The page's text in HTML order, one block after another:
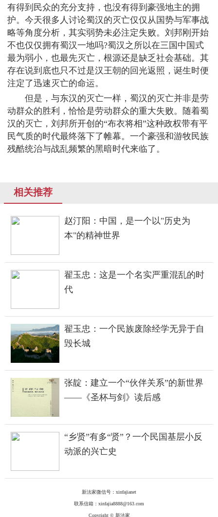
有得到民众的充分支持，也没有得到豪强地主的拥
护。今天很多人讨论蜀汉的灭亡仅仅从国势与军事战
略等角度分析，其实弱势未必注定失败。刘邦刚开始
不也仅仅拥有蜀汉一地吗?蜀汉之所以在三国中国式
最为弱小，也最先灭亡，根源还是缺乏社会基础。其
存在说到底也只不过是汉王朝的回光返照，诞生时便
注定了迅速灭亡的命运。
但是，与东汉的灭亡一样，蜀汉的灭亡并非是劳
动群众的胜利，恰恰是劳动群众的重大失败。随着蜀
汉的灭亡，刘邦所开创的“布衣将相”这种政权带有平
民气质的时代最终落下了帷幕。一个豪强和游牧民族
残酷统治与战乱频繁的黑暗时代来临了。
相关推荐
赵汀阳：中国，是一个以"历史为
本"的精神世界
翟玉忠：这是一个名实严重混乱的时
代
翟玉忠：一个民族废除经学无异于自
毁长城
张靛：建立一个“伙伴关系”的新世界
——《圣杯与剑》读后感
“乡贤”有多“贤”？一个民国基层小反
动派的兴亡史
新法家微信号：xinfajianet
联系信箱：xinfajia8888@163.com
Copyright © 新法家